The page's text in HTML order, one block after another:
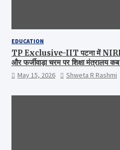
EDUCATION
TP Exclusive-IIT पटना में NIRF
और फर्जीवाड़ा चरम पर शिक्षा मंत्रालय
May 15, 2026 Shweta R Rashmi